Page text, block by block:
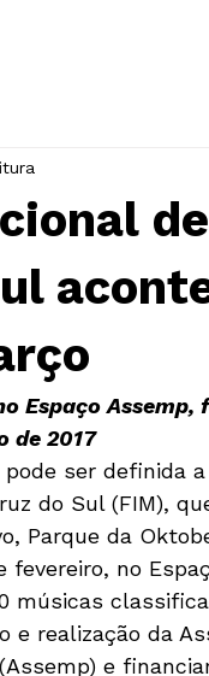
Espaço Assemp,
de 2017
ser definida
do Sul (FIM),
Parque da
no
realização da
e